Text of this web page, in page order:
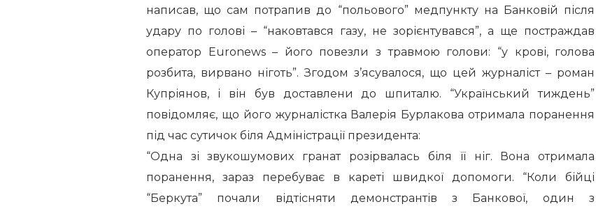
написав, що сам потрапив до “польового” медпункту на Банковій після
удару по голові – “наковтався газу, не зорієнтувався”, а ще постраждав
оператор Euronews – його повезли з травмою голови: “у крові, голова
розбита, вирвано ніготь”. Згодом з’ясувалося, що цей журналіст – роман
Купріянов, і він був доставлени до шпиталю. “Український тиждень”
повідомляє, що його журналістка Валерія Бурлакова отримала поранення
під час сутичок біля Адміністрації президента:
“Одна зі звукошумових гранат розірвалась біля її ніг. Вона отримала
поранення, зараз перебуває в кареті швидкої допомоги. “Коли бійці
“Беркута” почали відтісняти демонстрантів з Банкової, один з